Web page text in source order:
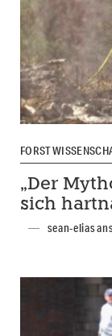
„Der
sich
sean-elias